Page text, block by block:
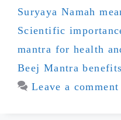
Suryaya Namah
Scientific
mantra for health
Beej Mantra
Leave a comment